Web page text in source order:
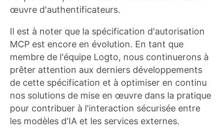
œuvre d'authentificateurs.
Il est à noter que la spécification d'autorisation
MCP est encore en évolution. En tant que
membre de l'équipe Logto, nous continuerons à
prêter attention aux derniers développements
de cette spécification et à optimiser en continu
nos solutions de mise en œuvre dans la pratique
pour contribuer à l'interaction sécurisée entre
les modèles d'IA et les services externes.